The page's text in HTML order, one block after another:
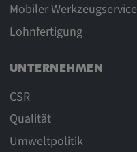
Mobiler Werkzeugservice
Lohnfertigung
UNTERNEHMEN
CSR
Qualität
Umweltpolitik